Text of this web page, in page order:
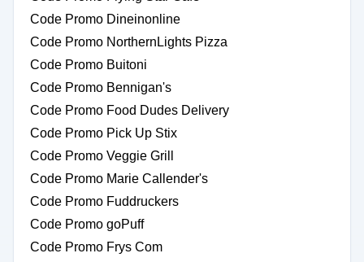
Code Promo Dineinonline
Code Promo NorthernLights Pizza
Code Promo Buitoni
Code Promo Bennigan's
Code Promo Food Dudes Delivery
Code Promo Pick Up Stix
Code Promo Veggie Grill
Code Promo Marie Callender's
Code Promo Fuddruckers
Code Promo goPuff
Code Promo Frys Com